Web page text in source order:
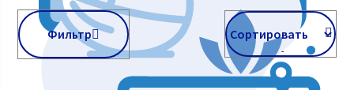
Косметологическое оборудование
Фильтр